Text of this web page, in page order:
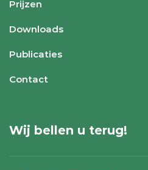
Prijzen
Downloads
Publicaties
Contact
Wij bellen u terug!